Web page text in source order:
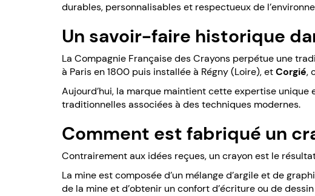
durables, personnalisables et respectueux de
Un savoir-faire historique
La Compagnie Française des Crayons perpétue une
à Paris en 1800 puis installée à Régny (Loire), etCorgié,
Aujourd’hui, la marque maintient cette expertise unique
traditionnelles associées à des techniques modernes.
Comment est fabriqué un
Contrairement aux idées reçues, un crayon est le
La mine est composée d’un mélange d’argile et de
de la mine et d’obtenir un confort d’écriture ou de